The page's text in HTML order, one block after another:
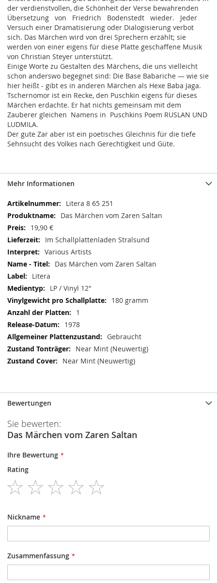
der verdienstvollen, die Schönheit der Verse bewahrenden
Übersetzung von Friedrich Bodenstedt wieder. Jeder
Versuch einer Dramatisierung oder Dialogisierung verbot
sich. Das Märchen wird von drei Sprechern erzählt; sie
werden von einer eigens für diese Platte geschaffene Musik
von Christian Steyer unterstützt.
Einige Worte zu Gestalten des Märchens, die uns vielleicht
schon anderswo begegnet sind: Die Base Babariche — wie sie
hier heißt - gibt es in anderen Märchen als Hexe Baba Jaga.
Tschernomor ist ein Recke, den Puschkin eigens für dieses
Märchen erdachte. Er hat nichts gemeinsam mit dem
Zauberer gleichen Namens in Puschkins Poem RUSLAN UND
LUDMILA.
Der gute Zar aber ist ein poetisches Gleichnis für die tiefe
Sehnsucht des Volkes nach Gerechtigkeit und Güte.
Mehr Informationen
Mehr
Informationen
Litera 8 65 251
Das Märchen vom Zaren Saltan
19,90 €
Im Schallplattenladen Stralsund
Various Artists
Das Märchen vom Zaren Saltan
Litera
LP / Vinyl 12"
180 gramm
1
1978
Gebraucht
Near Mint (Neuwertig)
Near Mint (Neuwertig)
Bewertungen
Sie bewerten:
Das Märchen vom Zaren Saltan
Ihre Bewertung
Rating
1
star
2
stars
3
stars
4
stars
Nickname
Zusammenfassung